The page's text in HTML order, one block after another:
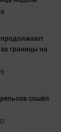
границы на
сошёл